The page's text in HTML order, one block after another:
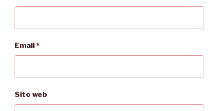
Email*
Sito web